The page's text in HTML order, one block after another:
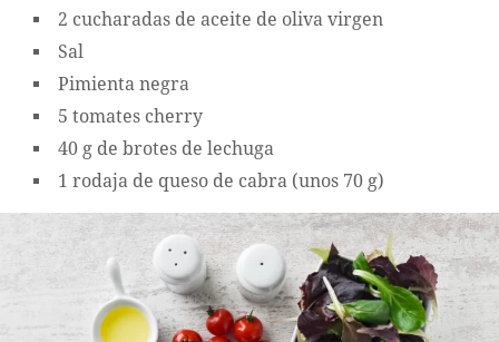
2 cucharadas de aceite de oliva virgen
Sal
Pimienta negra
5 tomates cherry
40 g de brotes de lechuga
1 rodaja de queso de cabra (unos 70 g)